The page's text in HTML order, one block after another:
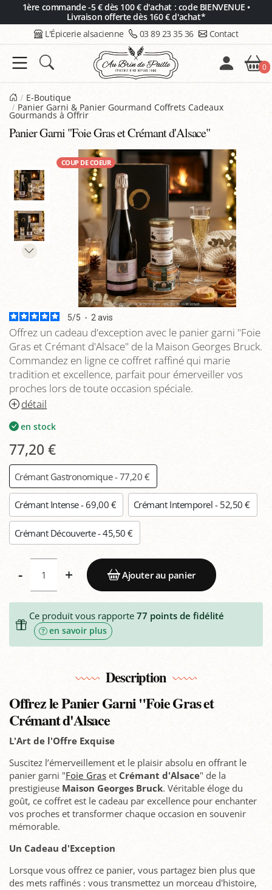
1ère commande -5 € dès 100 € d'achat : code BIENVENUE •
Livraison offerte dès 160 € d'achat*
L'Épicerie alsacienne 03 89 23 35 36 Contact
0
E-Boutique
Panier Garni & Panier Gourmand Coffrets Cadeaux
Gourmands à Offrir
Panier Garni "Foie Gras et Crémant d'Alsace"
COUP DE COEUR
5/5 - 2 avis
Offrez un cadeau d'exception avec le panier garni "Foie
Gras et Crémant d'Alsace" de la Maison Georges Bruck.
Commandez en ligne ce coffret raffiné qui marie
tradition et excellence, parfait pour émerveiller vos
proches lors de toute occasion spéciale.
détail
en stock
77,20 €
Crémant Gastronomique - 77,20 €
Crémant Intense - 69,00 € Crémant Intemporel - 52,50 €
Crémant Découverte - 45,50 €
- + Ajouter au panier
Ce produit vous rapporte77 points de fidélité
en savoir plus
Description
Offrez le Panier Garni "Foie Gras et
Crémant d'Alsace
L'Art de l'Offre Exquise
Suscitez l’émerveillement et le plaisir absolu en offrant le
panier garni "Foie Gras et Crémant d'Alsace" de la
prestigieuse Maison Georges Bruck. Véritable éloge du
goût, ce coffret est le cadeau par excellence pour enchanter
vos proches et transformer chaque occasion en souvenir
mémorable.
Un Cadeau d'Exception
Lorsque vous offrez ce panier, vous partagez bien plus que
des mets raffinés : vous transmettez un morceau d'histoire,
Panneau de gestion des cookies